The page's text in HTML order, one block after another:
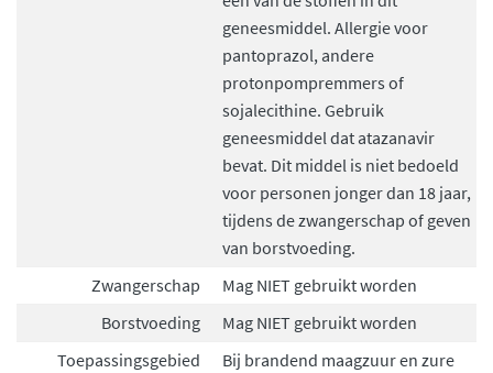
geneesmiddel. Allergie voor
pantoprazol, andere
protonpompremmers of
sojalecithine. Gebruik
geneesmiddel dat atazanavir
bevat. Dit middel is niet bedoeld
voor personen jonger dan 18 jaar,
tijdens de zwangerschap of geven
van borstvoeding.
Zwangerschap
Mag NIET gebruikt worden
Borstvoeding
Mag NIET gebruikt worden
Toepassingsgebied
Bij brandend maagzuur en zure